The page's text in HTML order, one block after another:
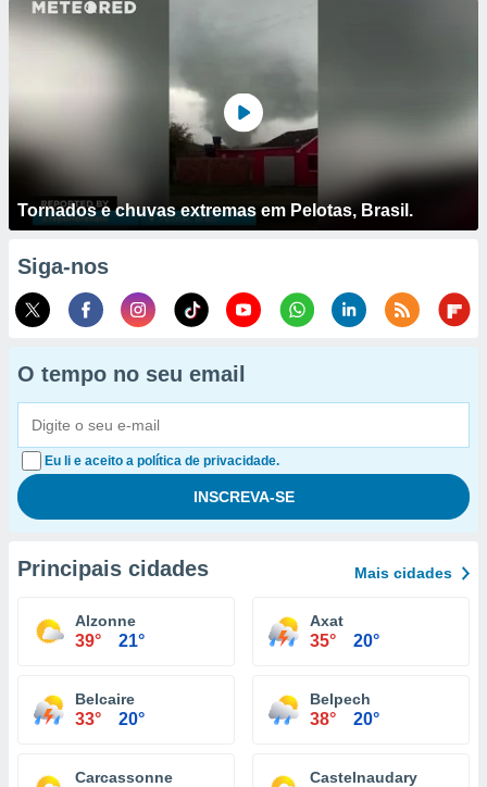
Tornados e chuvas extremas em Pelotas, Brasil.
Siga-nos
O tempo no seu email
Eu li e aceito a política de privacidade.
Principais cidades Mais cidades
Alzonne
39° 21°
Axat
35° 20°
Belcaire
33° 20°
Belpech
38° 20°
Carcassonne Castelnaudary